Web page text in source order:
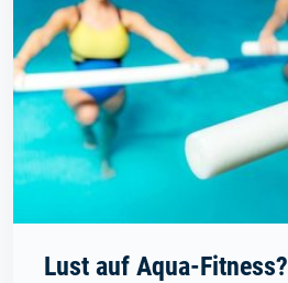
Lust auf Aqua-Fitness?